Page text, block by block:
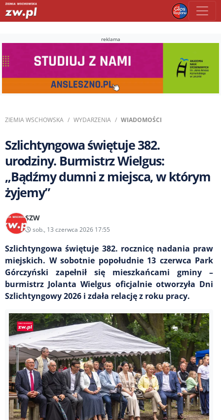
reklama
ZIEMIA WSCHOWSKA WYDARZENIA WIADOMOŚCI
Szlichtyngowa świętuje 382.
urodziny. Burmistrz Wielgus:
„Bądźmy dumni z miejsca, w którym
żyjemy”
SZW
sob., 13 czerwca 2026 17:55
Szlichtyngowa świętuje 382. rocznicę nadania praw
miejskich. W sobotnie popołudnie 13 czerwca Park
Górczyński zapełnił się mieszkańcami gminy –
burmistrz Jolanta Wielgus oficjalnie otworzyła Dni
Szlichtyngowy 2026 i zdała relację z roku pracy.